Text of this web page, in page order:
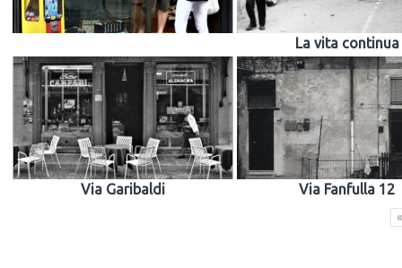
La vita continua
Via Garibaldi Via Fanfulla 12
«